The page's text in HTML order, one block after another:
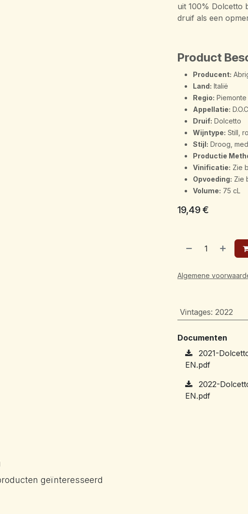
uit 100% Dolcetto
druif als een
Product
Producent:
Land: Italië
Regio: Piemonte
Appellatie:
Druif: Dolcetto
Wijntype: Still,
Stijl: Droog,
Productie
Vinificatie: Zie
Opvoeding: Zie
Volume: 75 cL
19,49€
Algemene
Vintages: 2022
Documenten
2021-
EN.pdf
2022-
EN.pdf
geïnteresseerd